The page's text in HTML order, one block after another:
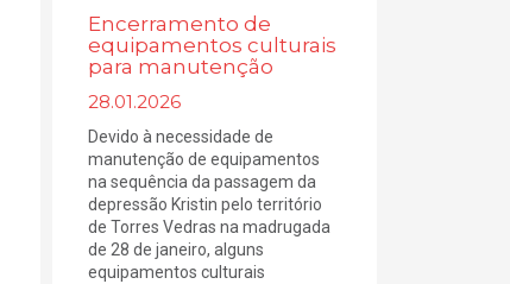
Encerramento de
equipamentos culturais
para manutenção
28.01.2026
Devido à necessidade de
manutenção de equipamentos
na sequência da passagem da
depressão Kristin pelo território
de Torres Vedras na madrugada
de 28 de janeiro, alguns
equipamentos culturais